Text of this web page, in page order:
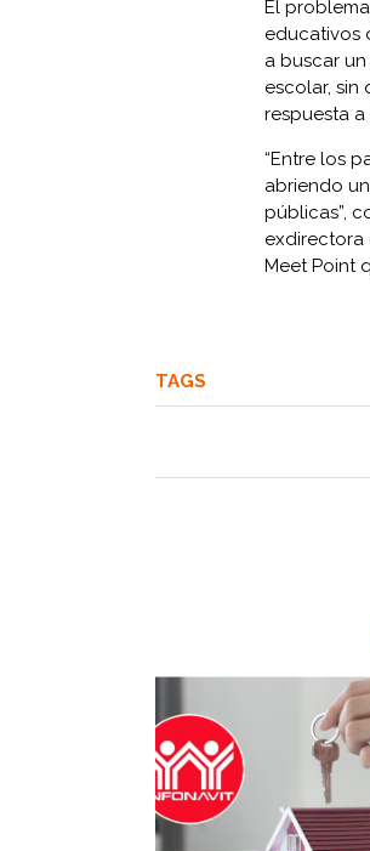
El
educativos
a buscar
escolar,
respuesta
“Entre los
abriendo
públicas”,
exdirectora
Meet Point
TAGS